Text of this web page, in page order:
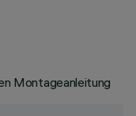
Montageanleitung